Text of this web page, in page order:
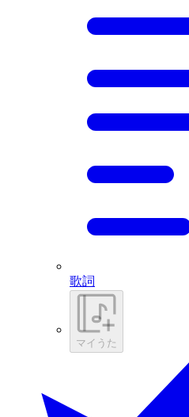
歌詞
マイうた